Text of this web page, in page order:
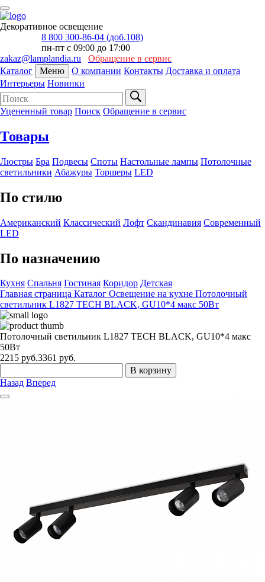
Декоративное освещение
8 800 300-86-04 (доб.108)
пн-пт с 09:00 до 17:00
zakaz@lamplandia.ru
Обращение в сервис
Каталог
Меню О компании Контакты Доставка и оплата
Интерьеры Новинки
Уцененный товар Поиск Обращение в сервис
Товары
Люстры Бра Подвесы Споты Настольные лампы Потолочные
светильники Абажуры Торшеры LED
По стилю
Американский Классический Лофт Скандинавия Современный
LED
По назначению
Кухня Спальня Гостиная Коридор Детская
Главная страница Каталог Освещение на кухне Потолочный
светильник L1827 TECH BLACK, GU10*4 макс 50Вт
Потолочный светильник L1827 TECH BLACK, GU10*4 макс
50Вт
2215 руб.3361 руб.
В корзину
Назад Вперед